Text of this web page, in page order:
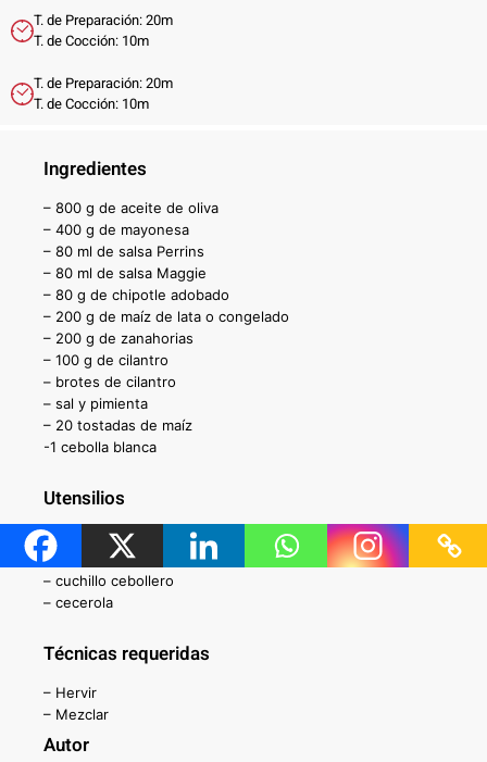
T. de Preparación: 20m
T. de Cocción: 10m
T. de Preparación: 20m
T. de Cocción: 10m
Ingredientes
– 800 g de aceite de oliva
– 400 g de mayonesa
– 80 ml de salsa Perrins
– 80 ml de salsa Maggie
– 80 g de chipotle adobado
– 200 g de maíz de lata o congelado
– 200 g de zanahorias
– 100 g de cilantro
– brotes de cilantro
– sal y pimienta
– 20 tostadas de maíz
-1 cebolla blanca
Utensilios
– bowl
– tabla de cortar
– cuchillo cebollero
– cecerola
Técnicas requeridas
– Hervir
– Mezclar
Autor